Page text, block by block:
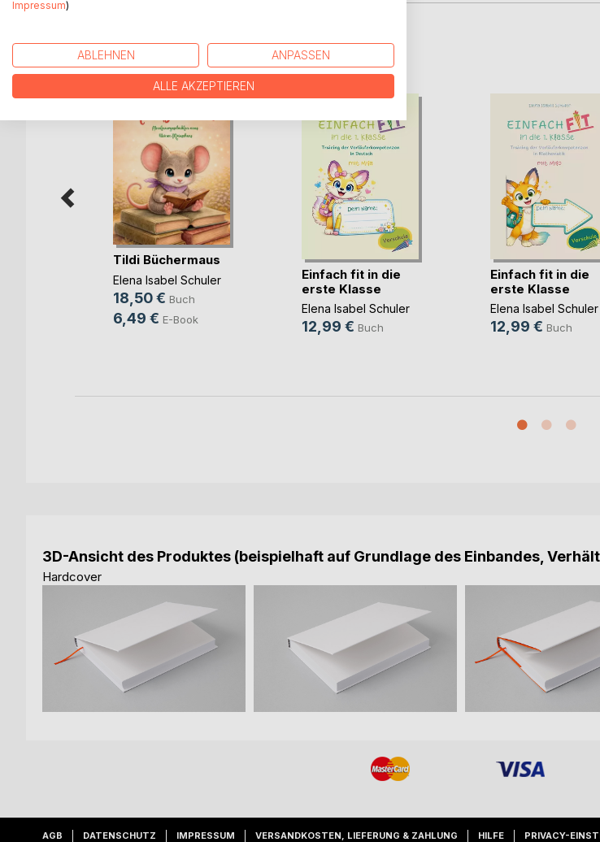
WEITERE TITEL BEIBoD
Tildi Büchermaus
Elena Isabel Schuler
18,50 € Buch
6,49 € E-Book
Einfach fit in die
erste Klasse
Elena Isabel Schuler
12,99 € Buch
Einfach fit in die
erste Klasse
Elena Isabel Schuler
12,99 € Buch
3D-Ansicht des Produktes (beispielhaft auf Grundlage des Einbandes,
Hardcover
AGB DATENSCHUTZ IMPRESSUM VERSANDKOSTEN, LIEFERUNG & ZAHLUNG HILFE PRIVACY-
Impressum)
ABLEHNEN ANPASSEN
ALLE AKZEPTIEREN